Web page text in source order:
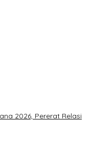
2026, Pererat Relasi